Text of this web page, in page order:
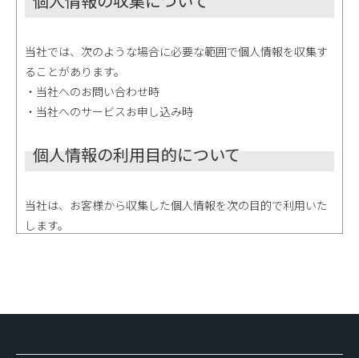
当社では、次のような場合に必要な範囲で個人情報を収集す
ることがあります。
・当社へのお問い合わせ時
・当社へのサービスお申し込み時
個人情報の利用目的について
当社は、お客様から収集した個人情報を次の目的で利用いた
します。